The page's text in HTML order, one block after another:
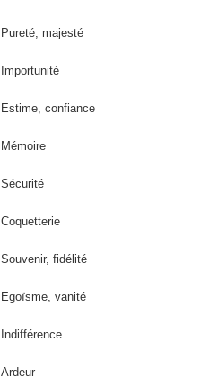
Pureté, majesté
Importunité
Estime, confiance
Mémoire
Sécurité
Coquetterie
Souvenir, fidélité
Egoïsme, vanité
Indifférence
Ardeur